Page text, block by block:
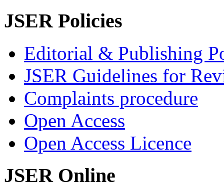
JSER Policies
Editorial & Publishing
JSER Guidelines for
Complaints procedure
Open Access
Open Access Licence
JSER Online